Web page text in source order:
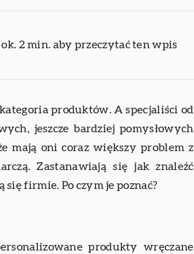
2 min. aby przeczytać ten wpis
produktów. A specjaliści od
jeszcze bardziej pomysłowych
mają oni coraz większy problem z
Zastanawiają się jak znaleźć
firmie. Po czym je poznać?
produkty wręczane